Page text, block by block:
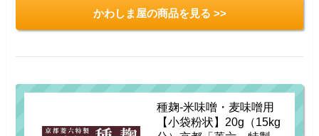
かわしま屋の商品を見る >>
種麹-米味噌・麦味噌用
【小袋粉状】20g（15kg